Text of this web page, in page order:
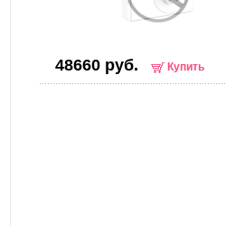
48660 руб. Купить